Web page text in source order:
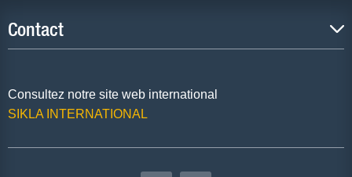
Contact
Consultez notre site web international
SIKLA INTERNATIONAL